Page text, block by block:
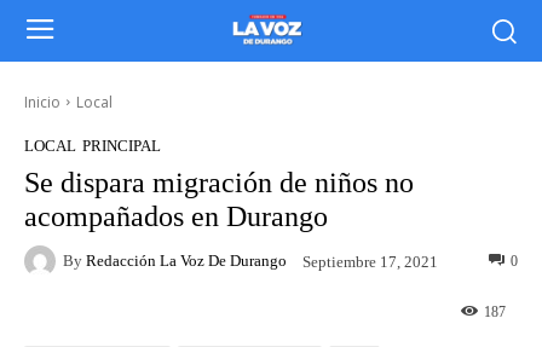
Inicio Local
LOCAL PRINCIPAL
Se dispara migración de niños no
acompañados en Durango
By Redacción La Voz De Durango Septiembre 17, 2021 0
187